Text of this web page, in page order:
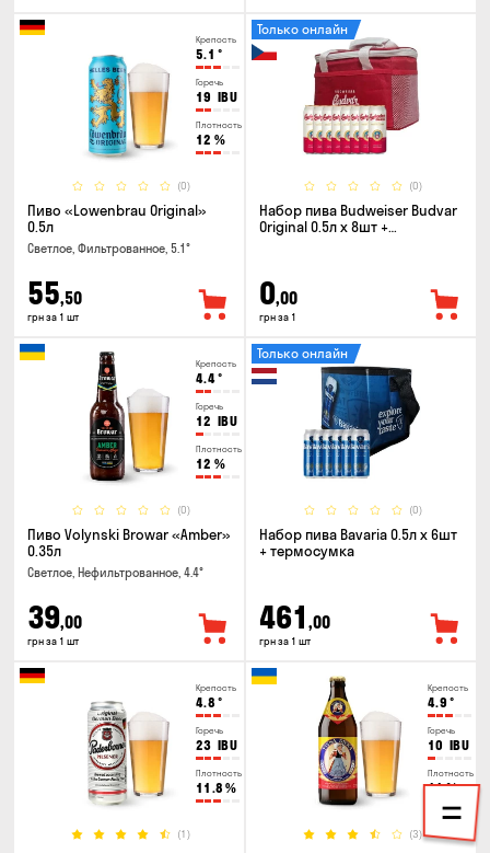
Крепость
5.1 °
Горечь
19 IBU
Плотность
12 %
(0)
Пиво «Lowenbrau Original»
0.5л
Светлое, Фильтрованное, 5.1°
55,50
грн за 1 шт
(0)
Только онлайн
Набор пива Budweiser Budvar
Original 0.5л x 8шт +
0,00
грн за 1
Крепость
4.4°
Горечь
12 IBU
Плотность
12 %
(0)
Пиво Volynski Browar «Amber»
0.35л
Светлое, Нефильтрованное, 4.4°
39,00
грн за 1 шт
(0)
Только онлайн
Набор пива Bavaria 0.5л х 6шт
+ термосумка
461 ,00
грн за 1 шт
Крепость
4.8 °
Горечь
23 IBU
Плотность
11.8 %
(1)
Крепость
4.9 °
Горечь
10 IBU
Плотность
11%
(3)